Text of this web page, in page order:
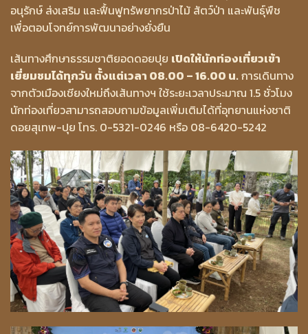
อนุรักษ์ ส่งเสริม และฟื้นฟูทรัพยากรป่าไม้ สัตว์ป่า และพันธุ์พืช
เพื่อตอบโจทย์การพัฒนาอย่างยั่งยืน
เส้นทางศึกษาธรรมชาติยอดดอยปุย เปิดให้นักท่องเที่ยวเข้า
เยี่ยมชมได้ทุกวัน ตั้งแต่เวลา 08.00 – 16.00 น. การเดินทาง
จากตัวเมืองเชียงใหม่ถึงเส้นทางฯ ใช้ระยะเวลาประมาณ 1.5 ชั่วโมง
นักท่องเที่ยวสามารถสอบถามข้อมูลเพิ่มเติมได้ที่อุทยานแห่งชาติ
ดอยสุเทพ-ปุย โทร. 0-5321-0246 หรือ 08-6420-5242